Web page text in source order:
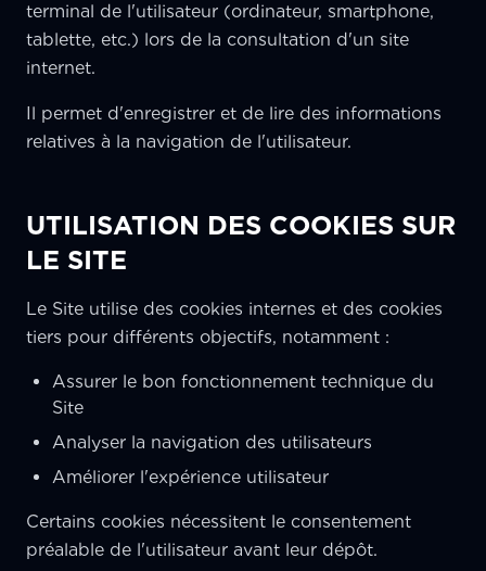
terminal de l'utilisateur (ordinateur, smartphone,
tablette, etc.) lors de la consultation d'un site
internet.
Il permet d'enregistrer et de lire des informations
relatives à la navigation de l'utilisateur.
UTILISATION DES COOKIES SUR
LE SITE
Le Site utilise des cookies internes et des cookies
tiers pour différents objectifs, notamment :
Assurer le bon fonctionnement technique du
Site
Analyser la navigation des utilisateurs
Améliorer l'expérience utilisateur
Certains cookies nécessitent le consentement
préalable de l'utilisateur avant leur dépôt.